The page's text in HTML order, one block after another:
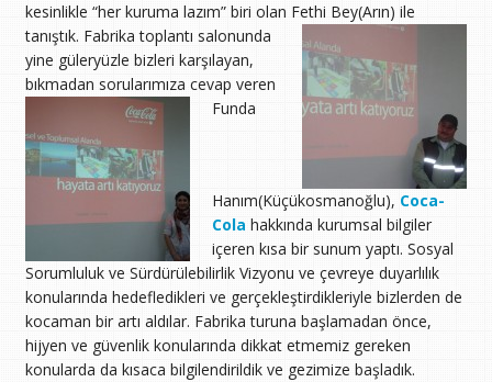
kesinlikle “her kuruma lazım” biri olan Fethi Bey(Arın) ile
tanıştık. Fabrika toplantı salonunda
yine güleryüzle bizleri karşılayan,
bıkmadan sorularımıza cevap veren
Funda
Hanım(Küçükosmanoğlu), Coca-
Cola hakkında kurumsal bilgiler
içeren kısa bir sunum yaptı. Sosyal
Sorumluluk ve Sürdürülebilirlik Vizyonu ve çevreye duyarlılık
konularında hedefledikleri ve gerçekleştirdikleriyle bizlerden de
kocaman bir artı aldılar. Fabrika turuna başlamadan önce,
hijyen ve güvenlik konularında dikkat etmemiz gereken
konularda da kısaca bilgilendirildik ve gezimize başladık.